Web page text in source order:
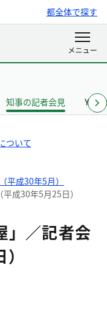
都全体で探す
知事の記者会見
ついて
平成30年5月）
成30年5月25日）
」／記者会